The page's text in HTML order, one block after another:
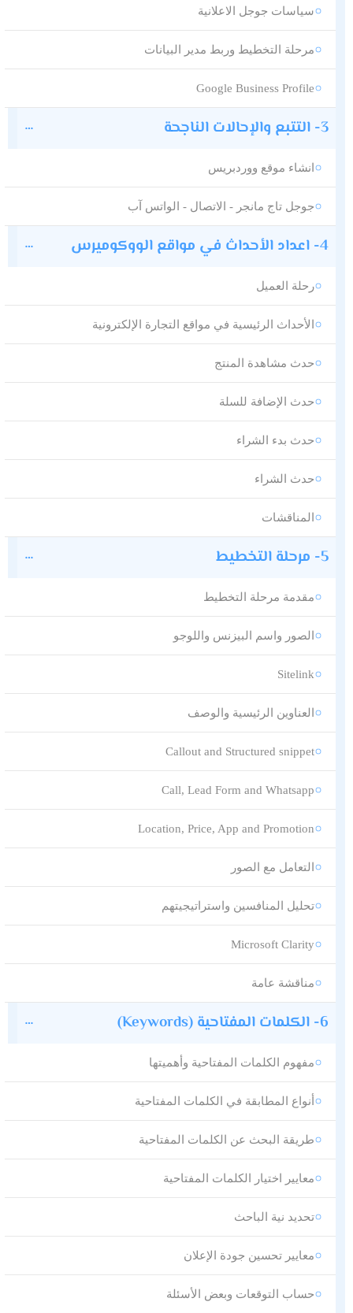
سياسات جوجل الاعلانية
مرحلة التخطيط وربط مدير البيانات
Google Business Profile
3- التتبع والإحالات الناجحة
انشاء موقع ووردبريس
جوجل تاج مانجر - الاتصال - الواتس آب
4- اعداد الأحداث في مواقع الووكوميرس
رحلة العميل
الأحداث الرئيسية في مواقع التجارة الإلكترونية
حدث مشاهدة المنتج
حدث الإضافة للسلة
حدث بدء الشراء
حدث الشراء
المناقشات
5- مرحلة التخطيط
مقدمة مرحلة التخطيط
الصور واسم البيزنس واللوجو
Sitelink
العناوين الرئيسية والوصف
Callout and Structured snippet
Call, Lead Form and Whatsapp
Location, Price, App and Promotion
التعامل مع الصور
تحليل المنافسين واستراتيجيتهم
Microsoft Clarity
مناقشة عامة
6- الكلمات المفتاحية (Keywords)
مفهوم الكلمات المفتاحية وأهميتها
أنواع المطابقة في الكلمات المفتاحية
طريقة البحث عن الكلمات المفتاحية
معايير اختيار الكلمات المفتاحية
تحديد نية الباحث
معايير تحسين جودة الإعلان
حساب التوقعات وبعض الأسئلة